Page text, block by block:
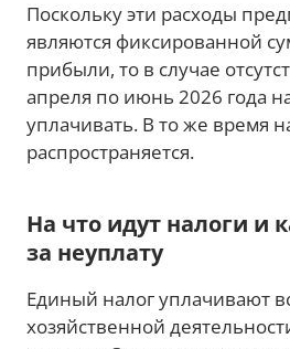
Поскольку эти расходы
являются фиксированной
прибыли, то в случае
апреля по июнь 2026 года
уплачивать. В то же время
распространяется.
На что идут налоги и
за неуплату
Единый налог уплачивают
хозяйственной